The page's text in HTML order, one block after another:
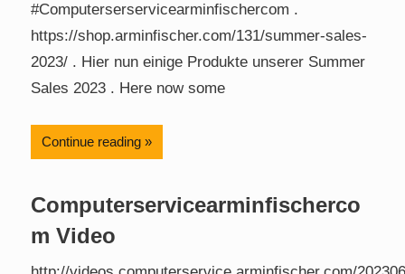
#Computerserservicearminfischercom .
https://shop.arminfischer.com/131/summer-sales-
2023/ . Hier nun einige Produkte unserer Summer
Sales 2023 . Here now some
Continue reading
Computerservicearminfischerco
m Video